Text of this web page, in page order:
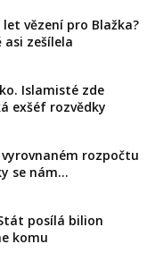
vězení pro Blažka?
zešílela
Islamisté zde
exšéf rozvědky
rozpočtu
se nám…
posílá bilion
komu